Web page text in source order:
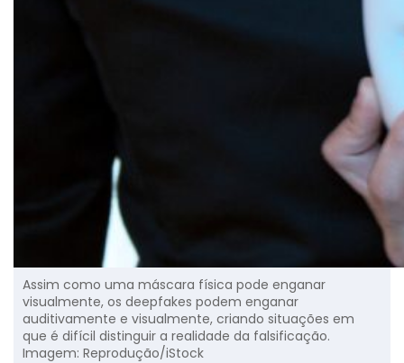
Assim como uma máscara física pode enganar
visualmente, os deepfakes podem enganar
auditivamente e visualmente, criando situações em
que é difícil distinguir a realidade da falsificação.
Imagem: Reprodução/iStock